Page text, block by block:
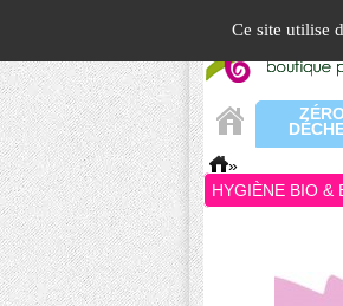
Ce site utilise
»
HYGIÈNE BIO &